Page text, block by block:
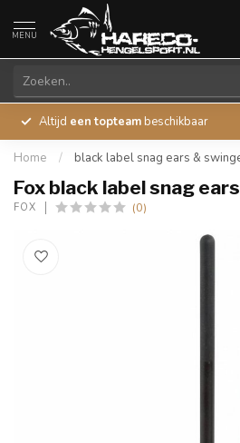
MENU
Altijd een topteam beschikbaar
Home / black label snag ears &
Fox black label snag
FOX (0)